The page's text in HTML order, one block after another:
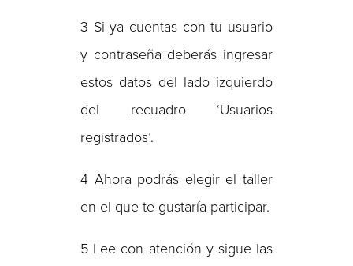
3 Si ya cuentas con tu usuario
y contraseña deberás ingresar
estos datos del lado izquierdo
del recuadro ‘Usuarios
registrados’.
4 Ahora podrás elegir el taller
en el que te gustaría participar.
5 Lee con atención y sigue las